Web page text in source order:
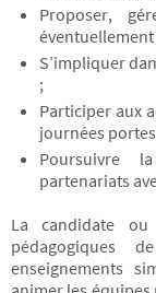
Proposer,
S’impliquer
;
Participer aux
journées
Poursuivre
partenariats
La candidate
pédagogiques
enseignements